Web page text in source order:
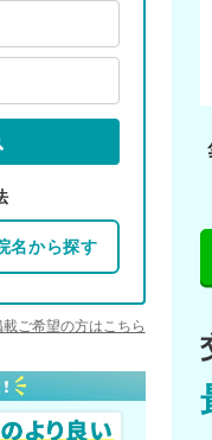
名から探す
ご希望の方はこちら